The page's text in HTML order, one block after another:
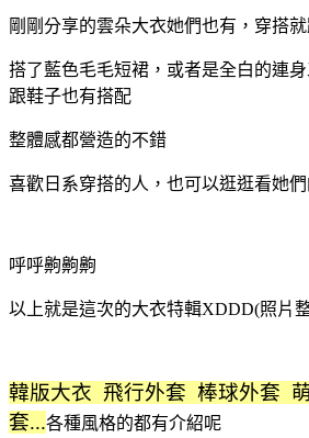
剛剛分享的雲朵大衣她們也有，穿搭
搭了藍色毛毛短裙，或者是全白的連
跟鞋子也有搭配
整體感都營造的不錯
喜歡日系穿搭的人，也可以逛逛看她
呼呼齁齁齁
以上就是這次的大衣特輯XDDD(照片
韓版大衣 飛行外套 棒球外套
套...各種風格的都有介紹呢